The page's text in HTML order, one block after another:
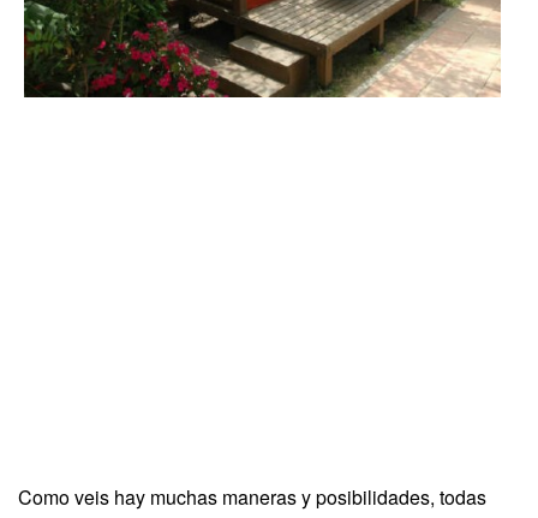
Como veis hay muchas maneras y posibilidades, todas